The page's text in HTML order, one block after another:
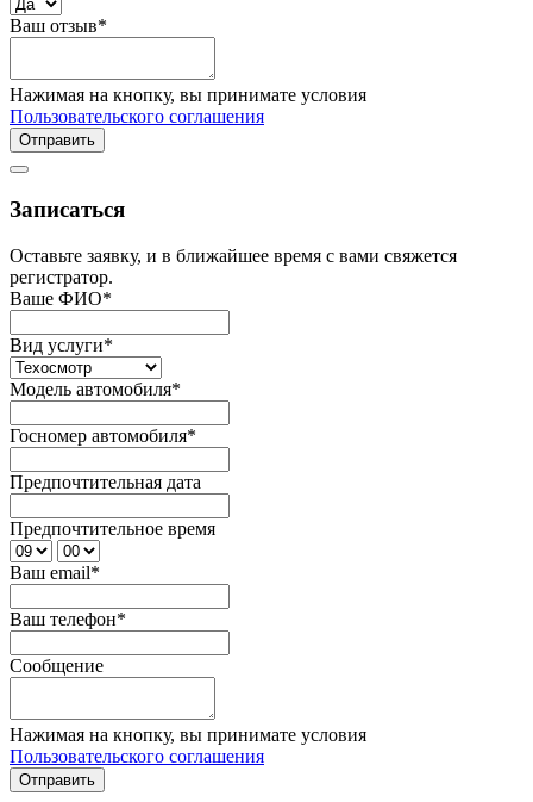
Ваш отзыв*
Нажимая на кнопку, вы принимате условия
Пользовательского соглашения
Отправить
Записаться
Оставьте заявку, и в ближайшее время с вами свяжется
регистратор.
Ваше ФИО*
Вид услуги*
Модель автомобиля*
Госномер автомобиля*
Предпочтительная дата
Предпочтительное время
Ваш email*
Ваш телефон*
Сообщение
Нажимая на кнопку, вы принимате условия
Пользовательского соглашения
Отправить